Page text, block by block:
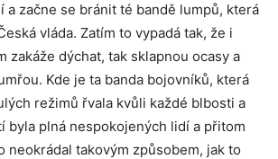
a začne se bránit té bandě lumpů, která
vláda. Zatím to vypadá tak, že i
zakáže dýchat, tak sklapnou ocasy a
Kde je ta banda bojovníků, která
režimů řvala kvůli každé blbosti a
byla plná nespokojených lidí a přitom
neokrádal takovým způsobem, jak to